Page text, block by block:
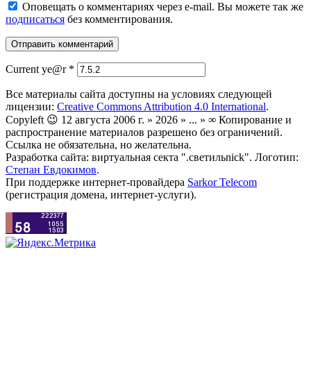
Оповещать о комментариях через e-mail. Вы можете так же
подписаться без комментирования.
Current ye@r *
Все материалы сайта доступны на условиях следующей
лицензии: Creative Commons Attribution 4.0 International.
Copyleft 😉 12 августа 2006 г. » 2026 » ... » ∞ Копирование и
распространение материалов разрешено без ограничений.
Ссылка не обязательна, но желательна.
Разработка сайта: виртуальная секта ".светильnick". Логотип:
Степан Евдокимов.
При поддержке интернет-провайдера Sarkor Telecom
(регистрация домена, интернет-услуги).